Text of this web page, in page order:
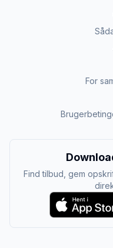
For
Find tilbud, gem